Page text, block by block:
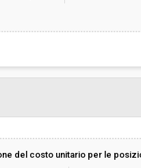
del costo unitario per le